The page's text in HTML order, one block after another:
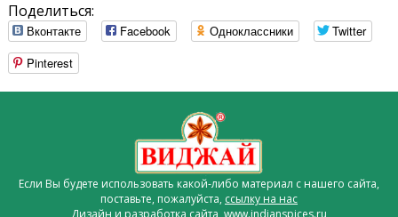
Поделиться:
Вконтакте Facebook Одноклассники
Twitter
Pinterest
Если Вы будете использовать какой-либо материал с нашего сайта,
поставьте, пожалуйста, ссылку на нас
Дизайн и разработка сайта www.indianspices.ru